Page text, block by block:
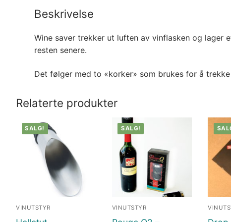
Beskrivelse
Wine saver trekker ut luften av vinflasken og lager
resten senere.
Det følger med to «korker» som brukes for å
Relaterte produkter
SALG!
VINUTSTYR
SALG!
VINUTSTYR